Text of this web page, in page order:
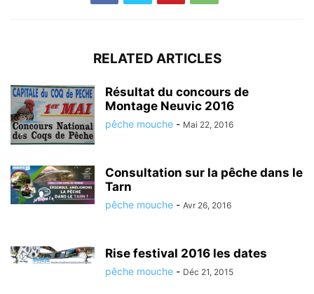
RELATED ARTICLES
Résultat du concours de
Montage Neuvic 2016
pêche mouche - Mai 22, 2016
Consultation sur la pêche dans le
Tarn
pêche mouche - Avr 26, 2016
Rise festival 2016 les dates
pêche mouche - Déc 21, 2015